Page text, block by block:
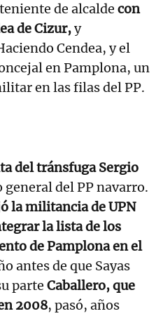
de alcalde con
de Cizur,y
Cendea, y el
en Pamplona, un
en las filas del PP.
del tránsfuga Sergio
general del PP navarro.
la militancia de UPN
la lista de los
de Pamplona en el
antes de que Sayas
parte Caballero, que
2008, pasó, años